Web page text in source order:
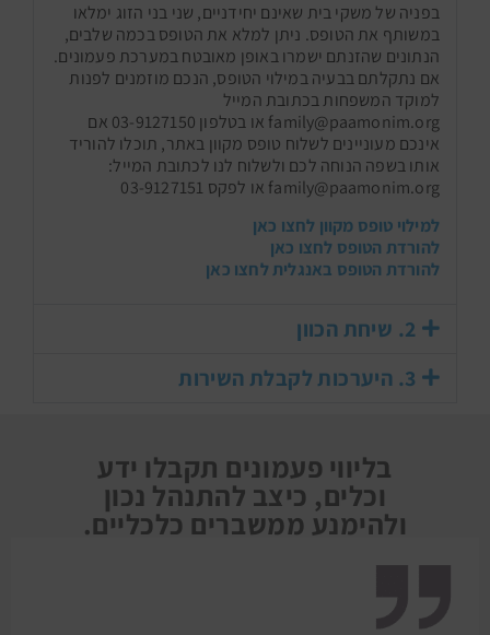
בפניה של משקי בית שאינם יחידניים, שני בני הזוג ימלאו
במשותף את הטופס. ניתן למלא את הטופס בכמה שלבים,
הנתונים שהזנתם ישמרו באופן מאובטח במערכת פעמונים.
אם נתקלתם בבעיה במילוי הטופס, הנכם מוזמנים לפנות
למוקד המשפחות בכתובת המייל
family@paamonim.org או בטלפון 03-9127150 אם
אינכם מעוניינים לשלוח טופס מקוון באתר, תוכלו להוריד
אותו בשפה הנוחה לכם ולשלוח לנו לכתובת המייל:
family@paamonim.org או לפקס 03-9127151
למילוי טופס מקוון לחצו כאן
להורדת הטופס לחצו כאן
להורדת הטופס באנגלית לחצו כאן
2. שיחת הכוון
3. היערכות לקבלת השירות
בליווי פעמונים תקבלו ידע
וכלים, כיצב להתנהל נכון
ולהימנע ממשברים כלכליים.